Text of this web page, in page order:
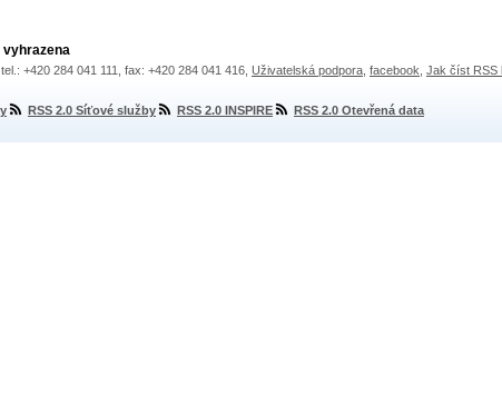
vyhrazena
+420 284 041 111, fax: +420 284 041 416, Uživatelská podpora facebook Jak číst RSS
RSS 2.0 Síťové služby RSS 2.0 INSPIRE RSS 2.0 Otevřená data